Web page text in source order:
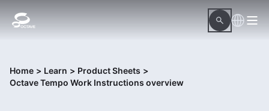
Home > Learn > Product Sheets >
Octave Tempo Work Instructions overview